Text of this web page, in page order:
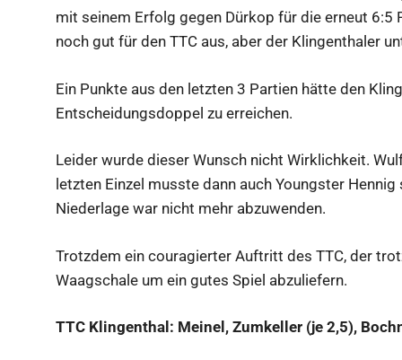
mit seinem Erfolg gegen Dürkop für die erneut 6:5
noch gut für den TTC aus, aber der Klingenthaler
Ein Punkte aus den letzten 3 Partien hätte den
Entscheidungsdoppel zu erreichen.
Leider wurde dieser Wunsch nicht Wirklichkeit.
letzten Einzel musste dann auch Youngster
Niederlage war nicht mehr abzuwenden.
Trotzdem ein couragierter Auftritt des TTC, der
Waagschale um ein gutes Spiel abzuliefern.
TTC Klingenthal: Meinel, Zumkeller (je 2,5),